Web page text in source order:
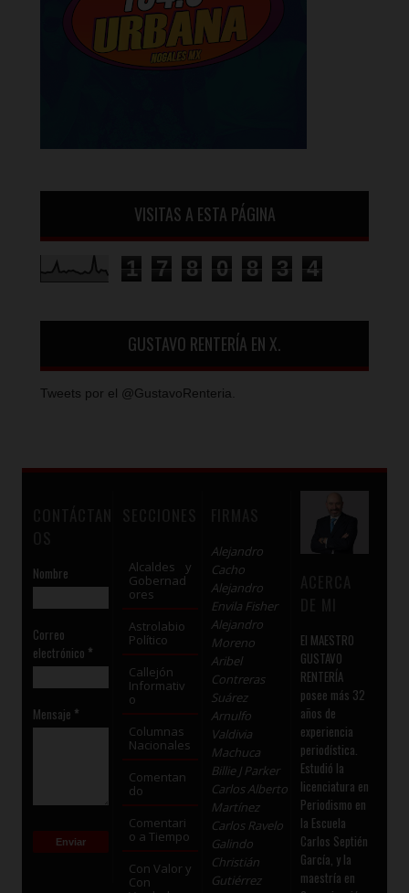
VISITAS A ESTA PÁGINA
1 7 8 0 8 3 4
GUSTAVO RENTERÍA EN X.
Tweets por el @GustavoRenteria.
Nombre
Correo
electrónico *
Mensaje *
Alcaldes y
Gobernad
ores
Astrolabio
Político
Callejón
Informativ
o
Columnas
Nacionales
Comentan
do
Comentari
o a Tiempo
Con Valor y
Con
Alejandro
Cacho
Alejandro
Envila Fisher
Alejandro
Moreno
Aribel
Contreras
Suárez
Arnulfo
Valdivia
Machuca
Billie J Parker
Carlos Alberto
Martínez
Carlos Ravelo
Galindo
Christián
Gutiérrez
El MAESTRO
GUSTAVO
RENTERÍA
posee más 32
años de
experiencia
periodística.
Estudió la
licenciatura en
Periodismo en
la Escuela
Carlos Septién
García, y la
maestría en